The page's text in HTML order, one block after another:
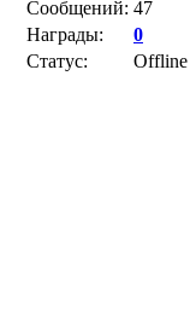
Сообщений: 47
Награды:
0
Статус:
Offline